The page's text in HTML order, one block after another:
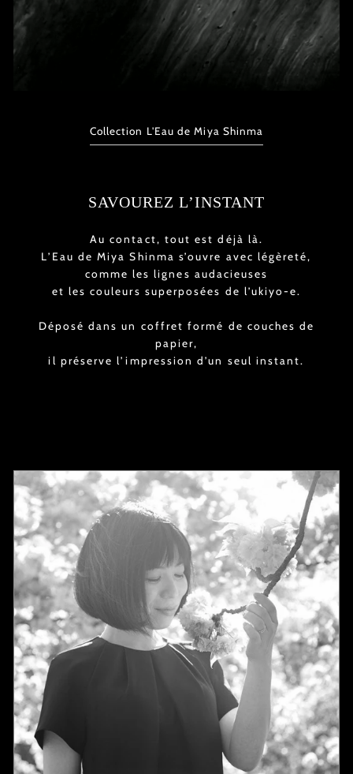
Collection L'Eau de Miya Shinma
SAVOUREZ L’INSTANT
Au contact, tout est déjà là.
L’Eau de Miya Shinma s’ouvre avec légèreté,
comme les lignes audacieuses
et les couleurs superposées de l’ukiyo-e.
Déposé dans un coffret formé de couches de
papier,
il préserve l’impression d’un seul instant.